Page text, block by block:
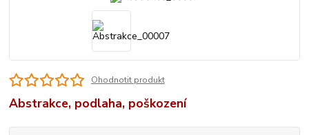
Ohodnotit produkt
Abstrakce, podlaha, poškození